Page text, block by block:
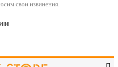
свои извинения.